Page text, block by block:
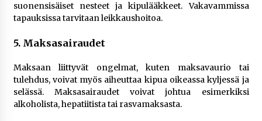
suonensisäiset nesteet ja kipulääkkeet. Vakavammissa
tapauksissa tarvitaan leikkaushoitoa.
5. Maksasairaudet
Maksaan liittyvät ongelmat, kuten maksavaurio tai
tulehdus, voivat myös aiheuttaa kipua oikeassa kyljessä ja
selässä. Maksasairaudet voivat johtua esimerkiksi
alkoholista, hepatiitista tai rasvamaksasta.